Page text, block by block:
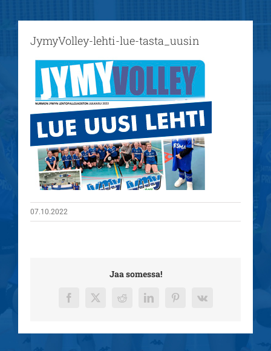
JymyVolley-lehti-lue-tasta_uusin
07.10.2022
Jaa somessa!
Facebook
X RedditLinkedInPinterest
Vk